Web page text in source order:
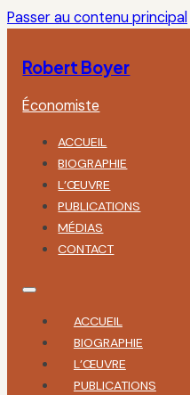
Passer au contenu principal
Robert Boyer
Économiste
ACCUEIL
BIOGRAPHIE
L’ŒUVRE
PUBLICATIONS
MÉDIAS
CONTACT
ACCUEIL
BIOGRAPHIE
L’ŒUVRE
PUBLICATIONS